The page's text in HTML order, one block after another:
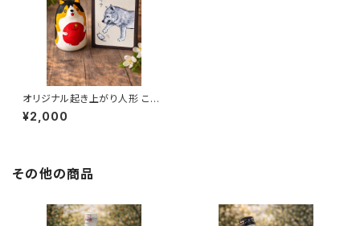
オリジナル起き上がり人形 こぎ
りんご
¥2,000
その他の商品